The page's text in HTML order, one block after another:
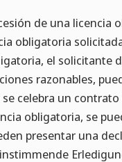
de una licencia
obligatoria
el solicitante
razonables,
celebra un
obligatoria, se
presentar una